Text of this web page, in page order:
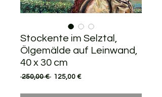
Stockente im Selztal,
Ölgemälde auf Leinwand,
40 x 30 cm
250,00 € Standardpreis
125,00 €Sale-